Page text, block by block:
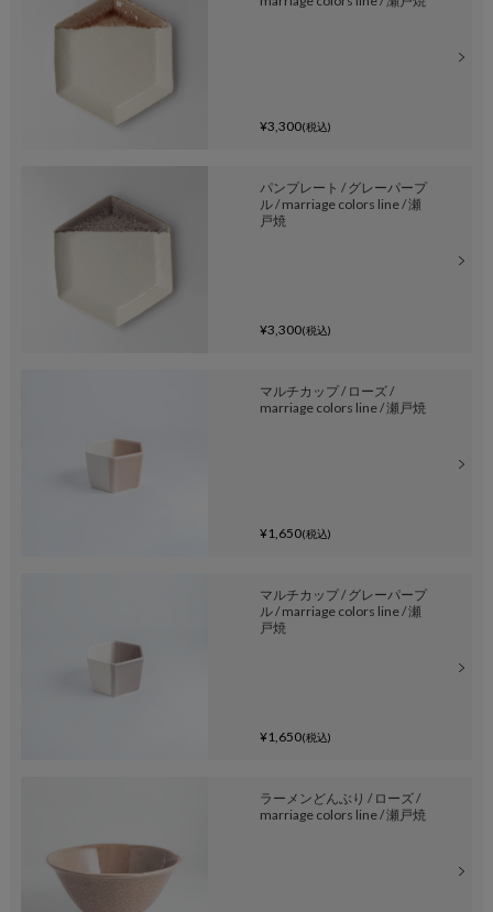
¥3,300(税込)
パンプレート / グレーパープ
ル / marriage colors line / 瀬
戸焼
¥3,300(税込)
マルチカップ / ローズ /
marriage colors line / 瀬戸焼
¥1,650(税込)
マルチカップ / グレーパープ
ル / marriage colors line / 瀬
戸焼
¥1,650(税込)
ラーメンどんぶり / ローズ /
marriage colors line / 瀬戸焼